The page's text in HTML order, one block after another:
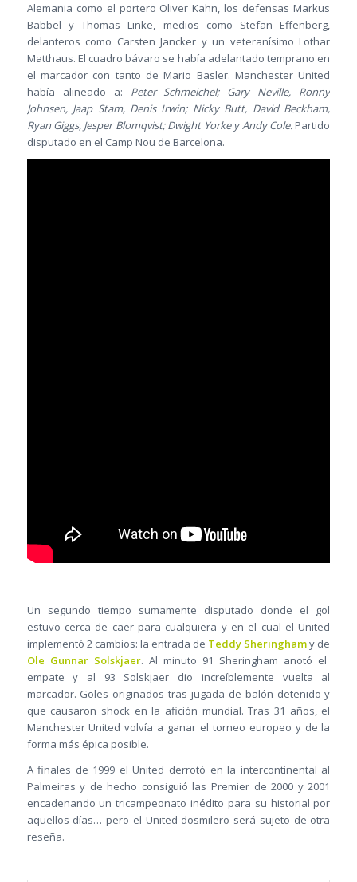
Alemania como el portero Oliver Kahn, los defensas Markus
Babbel y Thomas Linke, medios como Stefan Effenberg,
delanteros como Carsten Jancker y un veteranísimo Lothar
Matthaus. El cuadro bávaro se había adelantado temprano en
el marcador con tanto de Mario Basler. Manchester United
había alineado a: Peter Schmeichel; Gary Neville, Ronny
Johnsen, Jaap Stam, Denis Irwin; Nicky Butt, David Beckham,
Ryan Giggs, Jesper Blomqvist; Dwight Yorke y Andy Cole.Partido
disputado en el Camp Nou de Barcelona.
Un segundo tiempo sumamente disputado donde el gol
estuvo cerca de caer para cualquiera y en el cual el United
implementó 2 cambios: la entrada de Teddy Sheringhamy de
Ole Gunnar Solskjaer. Al minuto 91 Sheringham anotó el
empate y al 93 Solskjaer dio increíblemente vuelta al
marcador. Goles originados tras jugada de balón detenido y
que causaron shock en la afición mundial. Tras 31 años, el
Manchester United volvía a ganar el torneo europeo y de la
forma más épica posible.
A finales de 1999 el United derrotó en la intercontinental al
Palmeiras y de hecho consiguió las Premier de 2000 y 2001
encadenando un tricampeonato inédito para su historial por
aquellos días… pero el United dosmilero será sujeto de otra
reseña.